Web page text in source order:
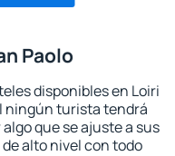
Paolo
disponibles en Loiri
ningún turista tendrá
que se ajuste a sus
alto nivel con todo